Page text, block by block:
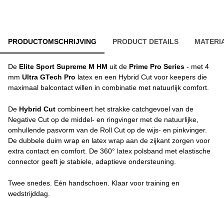
PRODUCTOMSCHRIJVING PRODUCT DETAILS
De Elite Sport Supreme M HM uit de Prime Pro Series - met 4
mm Ultra GTech Pro latex en een Hybrid Cut voor keepers die
maximaal balcontact willen in combinatie met natuurlijk comfort.
De Hybrid Cut combineert het strakke catchgevoel van de
Negative Cut op de middel- en ringvinger met de natuurlijke,
omhullende pasvorm van de Roll Cut op de wijs- en pinkvinger.
De dubbele duim wrap en latex wrap aan de zijkant zorgen voor
extra contact en comfort. De 360° latex polsband met elastische
connector geeft je stabiele, adaptieve ondersteuning.
Twee snedes. Eén handschoen. Klaar voor training en
wedstrijddag.